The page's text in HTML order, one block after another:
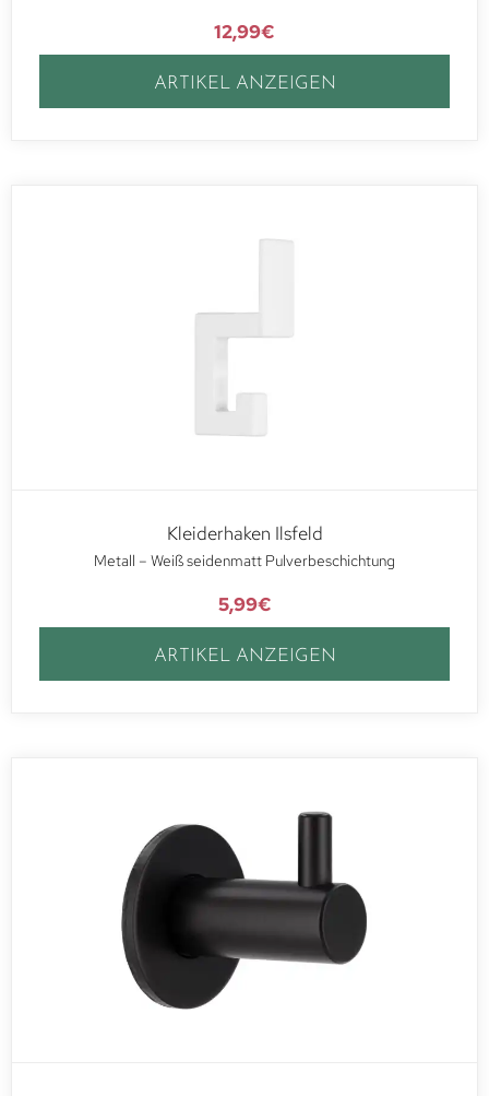
12,99€
ARTIKEL ANZEIGEN
Kleiderhaken Ilsfeld
Metall – Weiß seidenmatt Pulverbeschichtung
5,99€
ARTIKEL ANZEIGEN